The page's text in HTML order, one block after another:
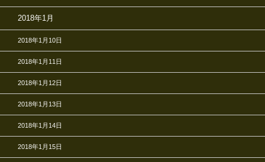
2018年1月
2018年1月10日
2018年1月11日
2018年1月12日
2018年1月13日
2018年1月14日
2018年1月15日